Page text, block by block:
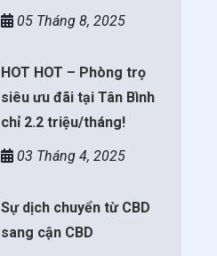
05 Tháng 8, 2025
HOT HOT – Phòng trọ
siêu ưu đãi tại Tân Bình
chỉ 2.2 triệu/tháng!
03 Tháng 4, 2025
Sự dịch chuyển từ CBD
sang cận CBD